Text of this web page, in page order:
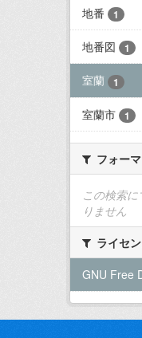
地番 1
地番図 1
室蘭 1
室蘭市 1
フォー
この検索
りません
ライセ
GNU Free